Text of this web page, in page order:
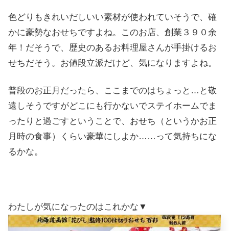
色どりもきれいだしいい素材が使われていそうで、確
かに豪勢なおせちですよね。このお店、創業３９０余
年！だそうで、歴史のあるお料理屋さんが手掛けるお
せちだそう。お値段立派だけど、気になりますよね。
普段のお正月だったら、ここまでのはちょっと…と敬
遠しそうですがどこにも行かないでステイホームでま
ったりと過ごすということで、おせち（というかお正
月時の食事）くらい豪華にしよか……って気持ちにな
るかな。
わたしが気になったのはこれかな▼